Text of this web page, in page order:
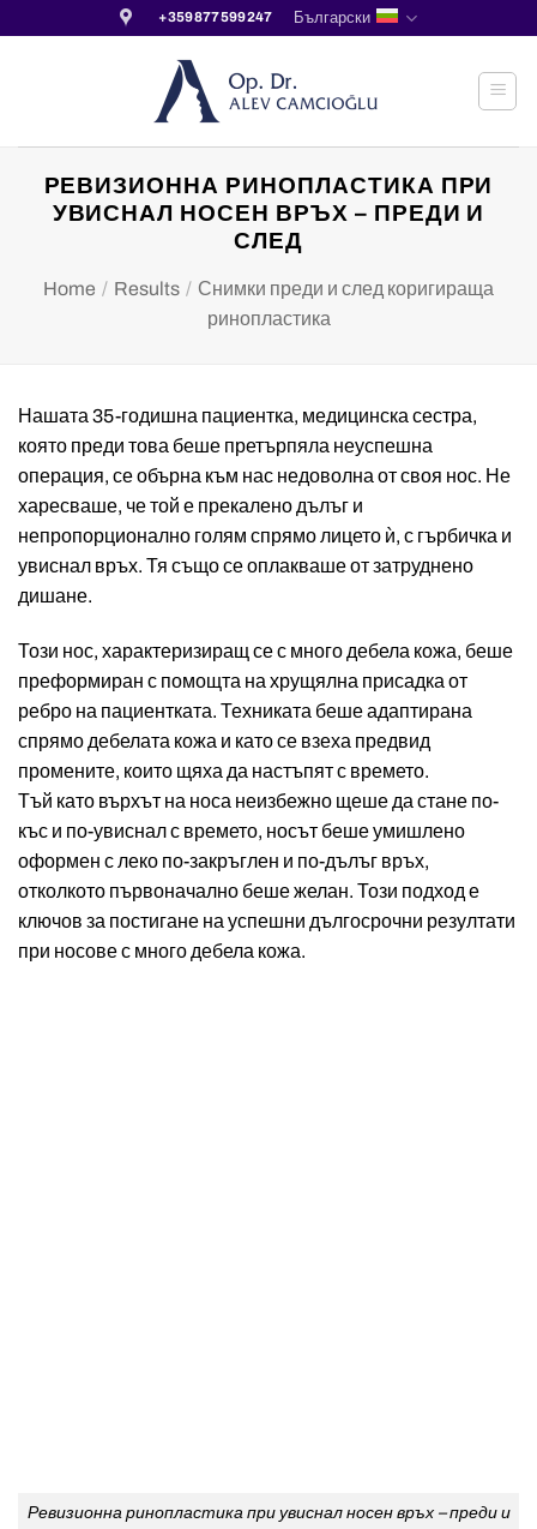
+359877599247 Български
РЕВИЗИОННА РИНОПЛАСТИКА ПРИ
УВИСНАЛ НОСЕН ВРЪХ – ПРЕДИ И
СЛЕД
Home / Results / Снимки преди и след коригираща
ринопластика
Нашата 35-годишна пациентка, медицинска сестра,
която преди това беше претърпяла неуспешна
операция, се обърна към нас недоволна от своя нос. Не
харесваше, че той е прекалено дълъг и
непропорционално голям спрямо лицето ѝ, с гърбичка и
увиснал връх. Тя също се оплакваше от затруднено
дишане.
Този нос, характеризиращ се с много дебела кожа, беше
преформиран с помощта на хрущялна присадка от
ребро на пациентката. Техниката беше адаптирана
спрямо дебелата кожа и като се взеха предвид
промените, които щяха да настъпят с времето.
Тъй като върхът на носа неизбежно щеше да стане по-
къс и по-увиснал с времето, носът беше умишлено
оформен с леко по-закръглен и по-дълъг връх,
отколкото първоначално беше желан. Този подход е
ключов за постигане на успешни дългосрочни резултати
при носове с много дебела кожа.
Ревизионна ринопластика при увиснал носен връх – преди и